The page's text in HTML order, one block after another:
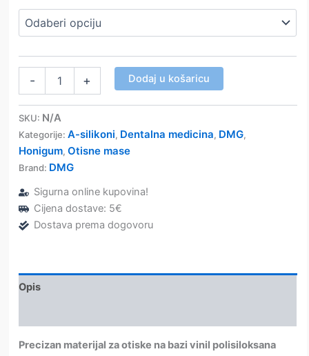
-
-
Star
380
ml
otisna
masa
–
+ Dodaj u košaricu
SKU: N/A
Kategorije:A-silikoni, Dentalna medicina, DMG,
Honigum,Otisne mase
Brand: DMG
Sigurna online kupovina!
Cijena dostave: 5€
Dostava prema dogovoru
Opis
Precizan materijal za otiske na bazi vinil polisiloksana